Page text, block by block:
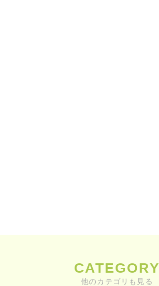
CATEGORY
他のカテゴリも見る